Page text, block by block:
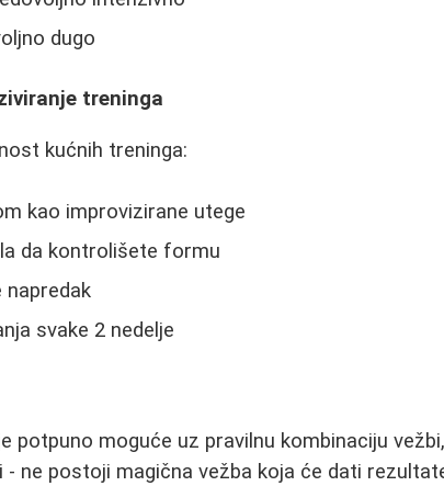
dugo
treninga
kućnih treninga:
kao improvizirane utege
da kontrolišete formu
napredak
svake 2 nedelje
potpuno moguće uz pravilnu kombinaciju
ne postoji magična vežba koja će dati